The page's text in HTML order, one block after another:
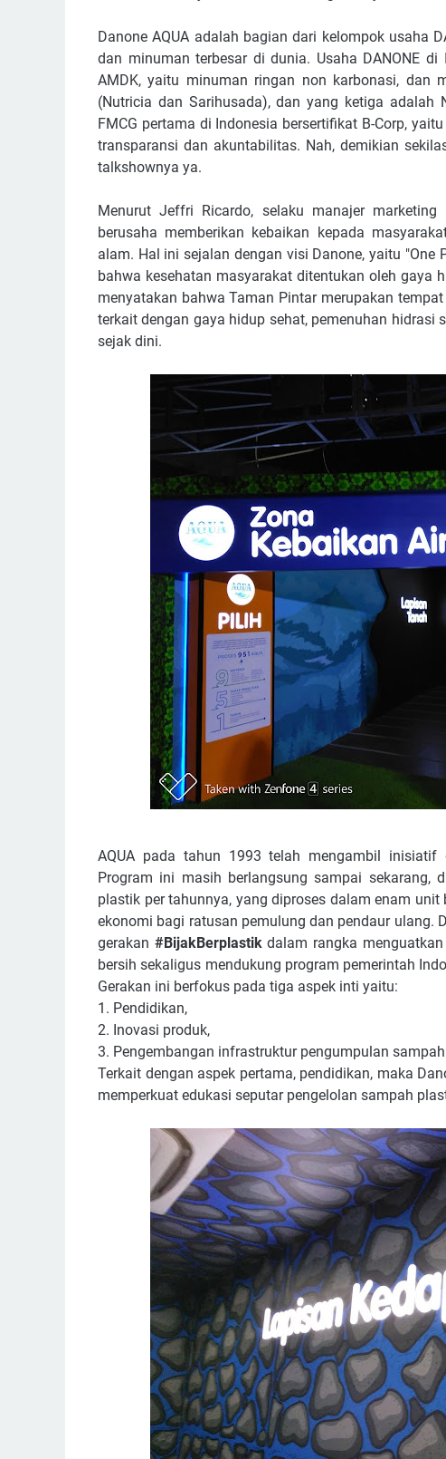
Danone AQUA adalah bagian dari kelompok usaha
dan minuman terbesar di dunia. Usaha DANONE
AMDK, yaitu minuman ringan non karbonasi, dan
(Nutricia dan Sarihusada), dan yang ketiga adalah
FMCG pertama di Indonesia bersertifikat B-Corp,
transparansi dan akuntabilitas. Nah, demikian
talkshownya ya.
Menurut Jeffri Ricardo, selaku manajer marketing
berusaha memberikan kebaikan kepada
alam. Hal ini sejalan dengan visi Danone, yaitu "One
bahwa kesehatan masyarakat ditentukan oleh gaya
menyatakan bahwa Taman Pintar merupakan
terkait dengan gaya hidup sehat, pemenuhan hidrasi
sejak dini.
AQUA pada tahun 1993 telah mengambil
Program ini masih berlangsung sampai sekarang,
plastik per tahunnya, yang diproses dalam enam
ekonomi bagi ratusan pemulung dan pendaur ulang.
gerakan #BijakBerplastikdalam rangka
bersih sekaligus mendukung program pemerintah
Gerakan ini berfokus pada tiga aspek inti yaitu:
1. Pendidikan,
2. Inovasi produk,
3. Pengembangan infrastruktur pengumpulan
Terkait dengan aspek pertama, pendidikan, maka
memperkuat edukasi seputar pengelolan sampah